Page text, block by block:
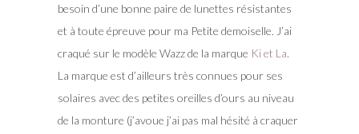
besoin d’une bonne paire de lunettes résistantes
et à toute épreuve pour ma Petite demoiselle. J’ai
craqué sur le modèle Wazz de la marque Ki et La.
La marque est d’ailleurs très connues pour ses
solaires avec des petites oreilles d’ours au niveau
de la monture (j’avoue j’ai pas mal hésité à craquer